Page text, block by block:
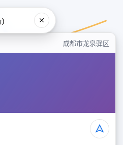
成都市龙泉驿区